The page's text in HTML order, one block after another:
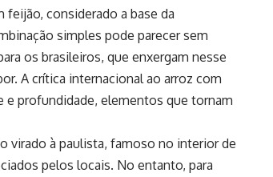
considerado a base da
simples pode parecer sem
os brasileiros, que enxergam nesse
A crítica internacional ao arroz com
e profundidade, elementos que tornam
virado à paulista, famoso no interior de
pelos locais. No entanto, para